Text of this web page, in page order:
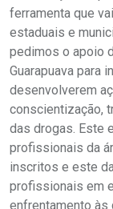
ferramenta que
estaduais e
pedimos o apoio
Guarapuava para
desenvolverem
conscientização,
das drogas. Este
profissionais da
inscritos e este
profissionais em
enfrentamento às